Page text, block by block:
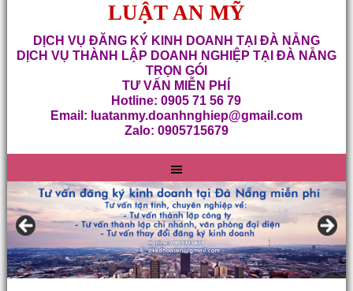
LUẬT AN MỸ
DỊCH VỤ ĐĂNG KÝ KINH DOANH TẠI ĐÀ NẴNG
DỊCH VỤ THÀNH LẬP DOANH NGHIỆP TẠI ĐÀ NẴNG
TRỌN GÓI
TƯ VẤN MIỄN PHÍ
Hotline: 0905 71 56 79
Email: luatanmy.doanhnghiep@gmail.com
Zalo: 0905715679